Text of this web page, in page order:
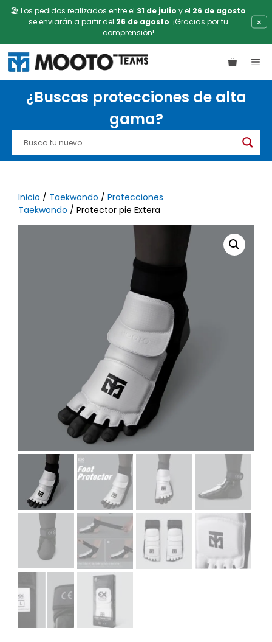
🏖️ Los pedidos realizados entre el 31 de julio y el 26 de agosto
se enviarán a partir del 26 de agosto. ¡Gracias por tu
comprensión!
×
Saltar
contenido
¿Buscas protecciones de alta
gama?
Inicio / Taekwondo / Protecciones
Taekwondo / Protector pie Extera